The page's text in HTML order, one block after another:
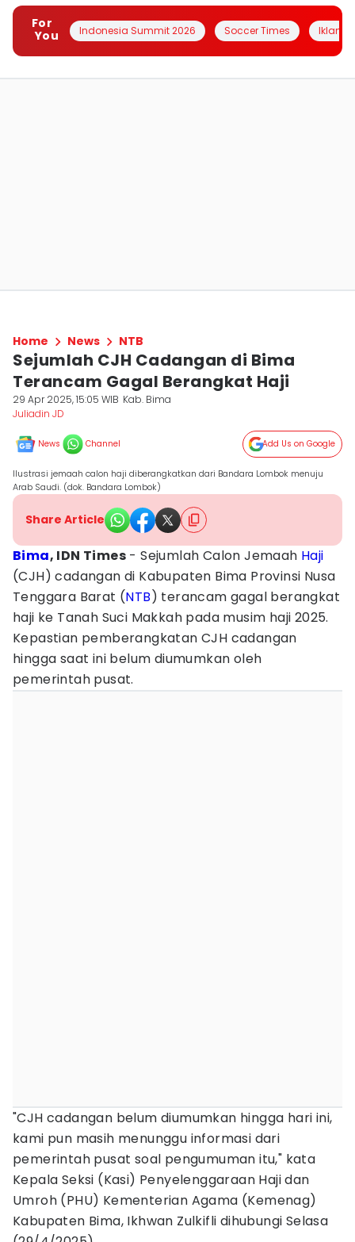
For
You
Indonesia Summit 2026 Soccer Times Iklanin
Home News NTB
Sejumlah CJH Cadangan di Bima
Terancam Gagal Berangkat Haji
29 Apr 2025, 15:05 WIB Kab. Bima
Juliadin JD
News Channel Add Us on Google
Ilustrasi jemaah calon haji diberangkatkan dari Bandara Lombok menuju
Arab Saudi. (dok. Bandara Lombok)
Share Article
Bima, IDN Times - Sejumlah Calon Jemaah Haji
(CJH) cadangan di Kabupaten Bima Provinsi Nusa
Tenggara Barat (NTB) terancam gagal berangkat
haji ke Tanah Suci Makkah pada musim haji 2025.
Kepastian pemberangkatan CJH cadangan
hingga saat ini belum diumumkan oleh
pemerintah pusat.
"CJH cadangan belum diumumkan hingga hari ini,
kami pun masih menunggu informasi dari
pemerintah pusat soal pengumuman itu," kata
Kepala Seksi (Kasi) Penyelenggaraan Haji dan
Umroh (PHU) Kementerian Agama (Kemenag)
Kabupaten Bima, Ikhwan Zulkifli dihubungi Selasa